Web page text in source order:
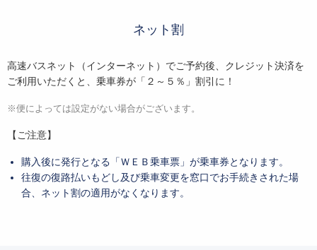
ネット割
高速バスネット（インターネット）でご予約後、クレジット決済を
ご利用いただくと、乗車券が「２～５％」割引に！
※便によっては設定がない場合がございます。
【ご注意】
購入後に発行となる「ＷＥＢ乗車票」が乗車券となります。
往復の復路払いもどし及び乗車変更を窓口でお手続きされた場
合、ネット割の適用がなくなります。